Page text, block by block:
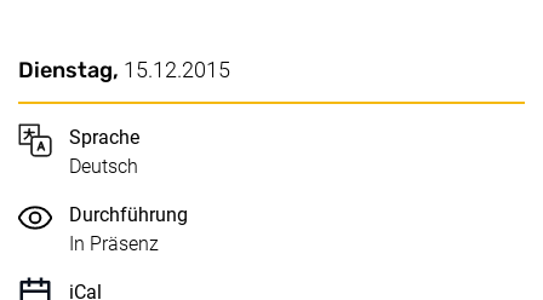
Wichtige Details
Datum / Dauer:
Dienstag, 15.12.2015
Sprache
Deutsch
Durchführung
In Präsenz
iCal